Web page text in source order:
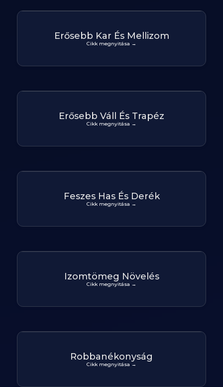
Erősebb Kar És Mellizom
Cikk megnyitása →
Erősebb Váll És Trapéz
Cikk megnyitása →
Feszes Has És Derék
Cikk megnyitása →
Izomtömeg Növelés
Cikk megnyitása →
Robbanékonyság
Cikk megnyitása →